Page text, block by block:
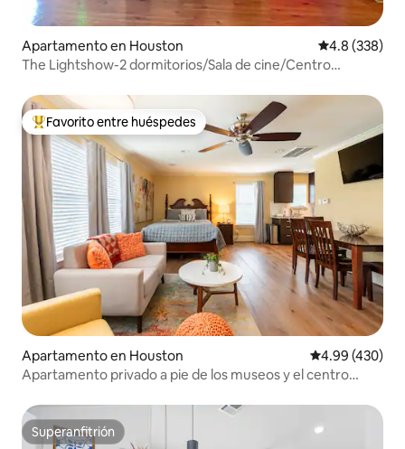
Apartamento en Houston Calificación
4.8 (338)
The Lightshow-2 dormitorios/Sala de cine/Centro
Favorito entre huéspedes preferido
Favorito entre huéspedes
Apartamento en Houston Calificación
4.99 (430)
Apartamento privado a pie de los museos y el centro
Superanfitrión
Superanfitrión